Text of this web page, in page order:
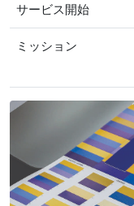
サービス開始
ミッション